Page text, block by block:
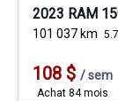
2023 RAM
101 037 km
108 $ /sem
Achat 84 mois